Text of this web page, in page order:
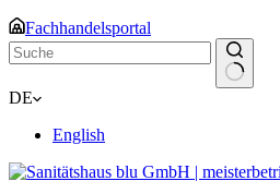
Fachhandelsportal
Keine
DE
English